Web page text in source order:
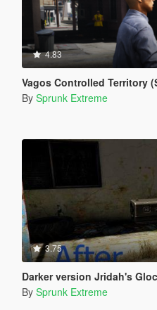
4.83
Vagos Controlled Territory
By Sprunk Extreme
3.75
Darker version Jridah's
By Sprunk Extreme